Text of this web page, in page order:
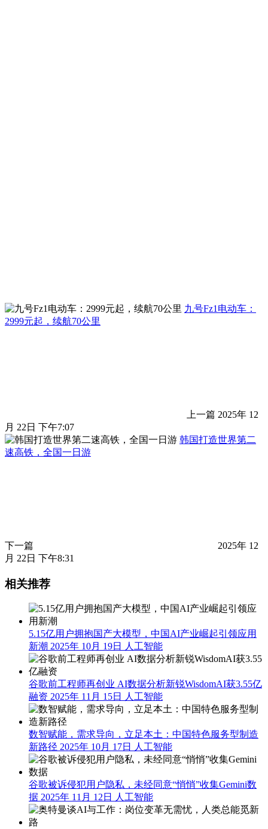
九号Fz1电动车：
2999元起，续航70公里
上一篇 2025年 12
月 22日 下午7:07
韩国打造世界第二
速高铁，全国一日游
下一篇
2025年 12
月 22日 下午8:31
相关推荐
5.15亿用户拥抱国产大模型，中国AI产业崛起引领应用
新潮 2025年 10月 19日 人工智能
谷歌前工程师再创业 AI数据分析新锐WisdomAI获3.55亿
融资 2025年 11月 15日 人工智能
数智赋能，需求导向，立足本土：中国特色服务型制造
新路径 2025年 10月 17日 人工智能
谷歌被诉侵犯用户隐私，未经同意“悄悄”收集Gemini数
据 2025年 11月 12日 人工智能